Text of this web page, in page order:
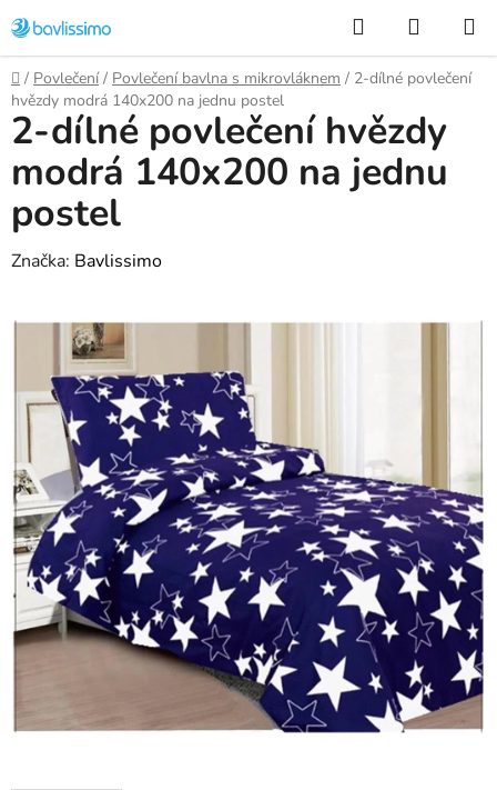
na
obsah
Hledat
KOŠÍK
Domů
/ Povlečení / Povlečení bavlna s mikrovláknem / 2-dílné povlečení
hvězdy modrá 140x200 na jednu postel
2-dílné povlečení hvězdy
modrá 140x200 na jednu
postel
Značka: Bavlissimo